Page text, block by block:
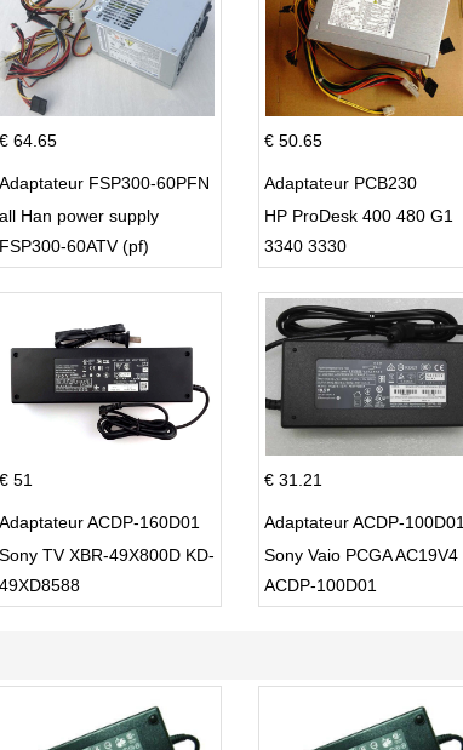
€ 64.65
Adaptateur FSP300-60PFN
all Han power supply
FSP300-60ATV (pf)
€ 50.65
Adaptateur PCB230
HP ProDesk 400 480 G1
3340 3330
€ 51
Adaptateur ACDP-160D01
Sony TV XBR-49X800D KD-
49XD8588
€ 31.21
Adaptateur ACDP-100D01
Sony Vaio PCGA AC19V4
ACDP-100D01